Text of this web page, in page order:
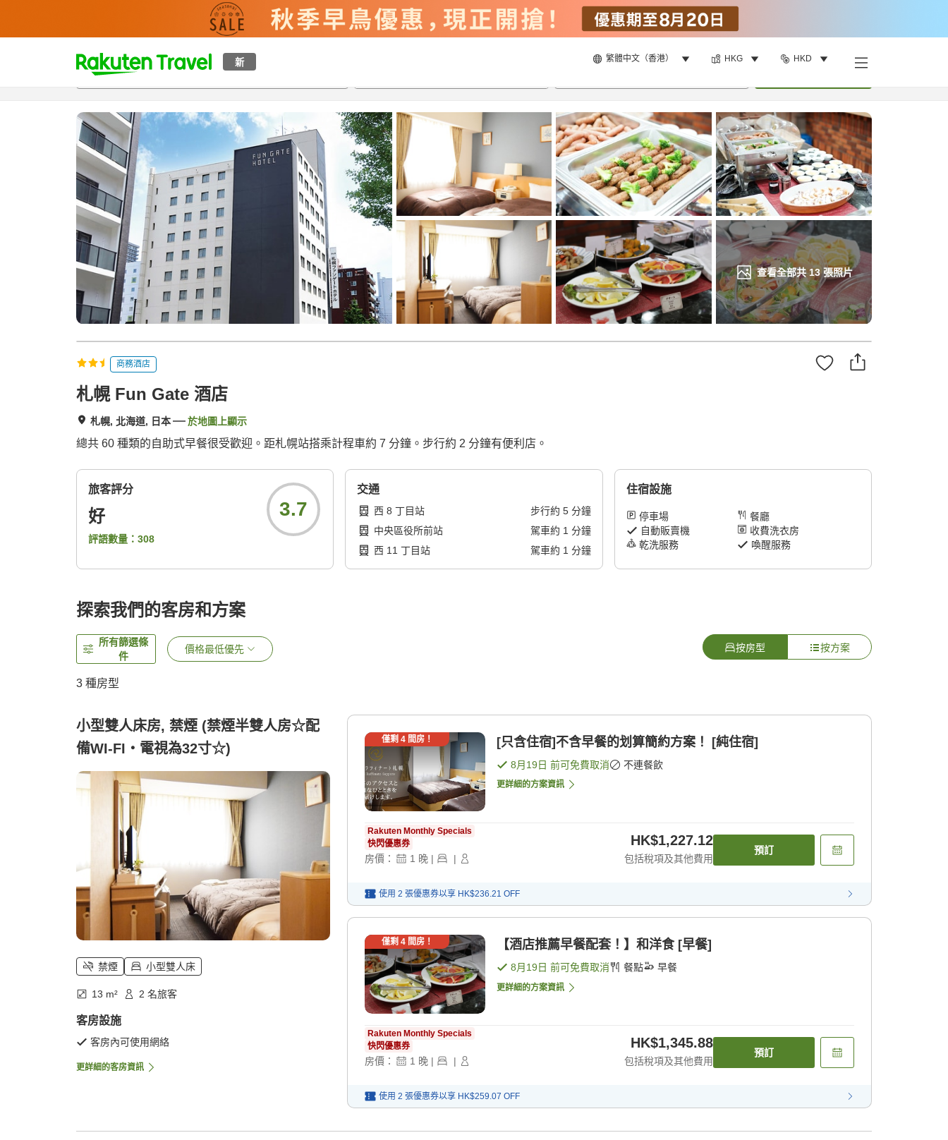
新 繁體中文（香港） HKG HKD
t
p
a
g
e
_
s
a
r
c
h
查看全部共13張照片
概覽房間及住宿方案 評價設施
商務酒店
札幌 Fun Gate 酒店
札幌, 北海道, 日本 於地圖上顯示
總共 60 種類的自助式早餐很受歡迎。距札幌站搭乘計程車約 7 分鐘。步行約 2 分鐘有便利店。
旅客評分
好
評語數量： 308
3.7
交通
西 8 丁目站 步行約 5分鐘
中央區役所前站
駕車約 1 分鐘
西 11 丁目站
駕車約 1 分鐘
住宿設施
停車場
餐廳
自動販賣機
收費洗衣房
乾洗服務
喚醒服務
探索我們的客房和方案
所有篩選條
件
價格最低優先 按房型 按方案
3 種房型
小型雙人床房, 禁煙 (禁煙半雙人房☆配
備WI-FI・電視為32寸☆)
禁煙 小型雙人床
13 m² 2 名旅客
客房設施
客房內可使用網絡
更詳細的客房資訊
僅剩 4間房！ [只含住宿]不含早餐的划算簡約方案！ [純住宿]
8月19日 前可免費取消 不連餐飲
更詳細的方案資訊
Rakuten Monthly Specials
快閃優惠券
房價： 1 晚 | |
HK$1,227.12
包括稅項及其他費用
預訂
使用 2 張優惠券以享 HK$236.21 OFF
僅剩 4間房！ 【酒店推薦早餐配套！】和洋食 [早餐]
8月19日 前可免費取消 餐點 早餐
更詳細的方案資訊
Rakuten Monthly Specials
快閃優惠券
房價： 1 晚 | |
HK$1,345.88
包括稅項及其他費用
預訂
使用 2 張優惠券以享 HK$259.07 OFF